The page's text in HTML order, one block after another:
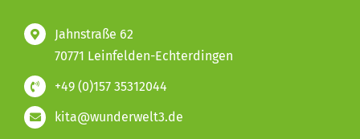
Jahnstraße 62
70771 Leinfelden-Echterdingen
+49 (0)157 35312044
kita@wunderwelt3.de